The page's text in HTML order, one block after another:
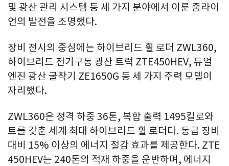
및 광산 관리 시스템 등 세 가지 분야에서 이룬 줌라이
언의 발전을 조명했다.
장비 전시의 중심에는 하이브리드 휠 로더 ZWL360,
하이브리드 전기구동 광산 트럭 ZTE450HEV, 듀얼
엔진 광산 굴착기 ZE1650G 등 세 가지 주력 모델이
자리했다.
ZWL360은 정격 하중 36톤, 복합 출력 1495킬로와
트를 갖춘 세계 최대 하이브리드 휠 로더다. 동급 장비
대비 15% 이상의 에너지 절감 효과를 제공한다. ZTE
450HEV는 240톤의 적재 하중을 운반하며, 에너지